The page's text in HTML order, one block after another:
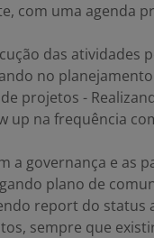
com uma agenda
das atividades
no
projetos -
up na frequência
a governança e as
plano de
report do status
sempre que